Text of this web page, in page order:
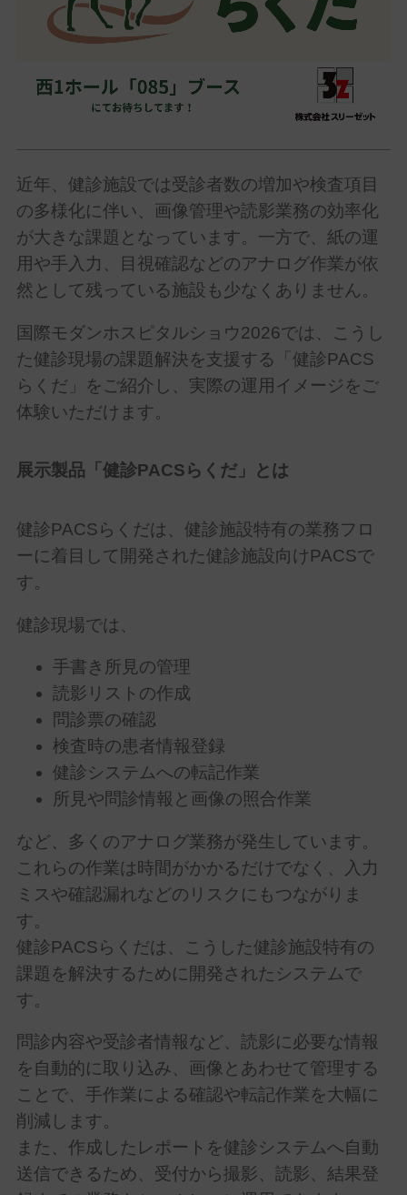
近年、健診施設では受診者数の増加や検査項目
の多様化に伴い、画像管理や読影業務の効率化
が大きな課題となっています。一方で、紙の運
用や手入力、目視確認などのアナログ作業が依
然として残っている施設も少なくありません。
国際モダンホスピタルショウ2026では、こうし
た健診現場の課題解決を支援する「健診PACS
らくだ」をご紹介し、実際の運用イメージをご
体験いただけます。
展示製品「健診PACSらくだ」とは
健診PACSらくだは、健診施設特有の業務フロ
ーに着目して開発された健診施設向けPACSで
す。
健診現場では、
手書き所見の管理
読影リストの作成
問診票の確認
検査時の患者情報登録
健診システムへの転記作業
所見や問診情報と画像の照合作業
など、多くのアナログ業務が発生しています。
これらの作業は時間がかかるだけでなく、入力
ミスや確認漏れなどのリスクにもつながりま
す。
健診PACSらくだは、こうした健診施設特有の
課題を解決するために開発されたシステムで
す。
問診内容や受診者情報など、読影に必要な情報
を自動的に取り込み、画像とあわせて管理する
ことで、手作業による確認や転記作業を大幅に
削減します。
また、作成したレポートを健診システムへ自動
送信できるため、受付から撮影、読影、結果登